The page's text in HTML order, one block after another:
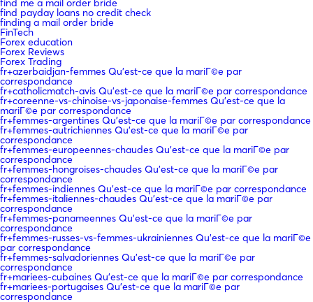
find me a mail order bride
find payday loans no credit check
finding a mail order bride
FinTech
Forex education
Forex Reviews
Forex Trading
fr+azerbaidjan-femmes Qu'est-ce que la mariГ©e par
correspondance
fr+catholicmatch-avis Qu'est-ce que la mariГ©e par correspondance
fr+coreenne-vs-chinoise-vs-japonaise-femmes Qu'est-ce que la
mariГ©e par correspondance
fr+femmes-argentines Qu'est-ce que la mariГ©e par correspondance
fr+femmes-autrichiennes Qu'est-ce que la mariГ©e par
correspondance
fr+femmes-europeennes-chaudes Qu'est-ce que la mariГ©e par
correspondance
fr+femmes-hongroises-chaudes Qu'est-ce que la mariГ©e par
correspondance
fr+femmes-indiennes Qu'est-ce que la mariГ©e par correspondance
fr+femmes-italiennes-chaudes Qu'est-ce que la mariГ©e par
correspondance
fr+femmes-panameennes Qu'est-ce que la mariГ©e par
correspondance
fr+femmes-russes-vs-femmes-ukrainiennes Qu'est-ce que la mariГ©e
par correspondance
fr+femmes-salvadoriennes Qu'est-ce que la mariГ©e par
correspondance
fr+mariees-cubaines Qu'est-ce que la mariГ©e par correspondance
fr+mariees-portugaises Qu'est-ce que la mariГ©e par
correspondance